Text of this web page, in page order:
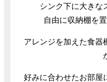
シンク下に大きな
自由に収納棚を
アレンジを加えた食器
好みに合わせたお部屋